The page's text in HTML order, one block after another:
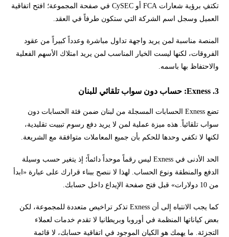
تكتفِ برؤية شعارات FCA أو CySEC في صفحة المجموعة؛ افتح اتفاقية
العميل وسجل اسم الشركة التي ستكون طرفاً في العقد.
المنصة مناسبة لمن يريد واجهة تداول مباشرة وعدداً كبيراً من عقود
الفروقات، لكنها ليست الخيار المناسب لمن يريد امتلاك الأسهم الفعلية
والاحتفاظ بها باسمه.
3. Exness: حساب دون سواب تلقائي للبنان
تضع Exness الحسابات المسجلة من لبنان ضمن فئة الحسابات دون
سواب تلقائياً. هذه ميزة عملية لمن لا يريد دفع رسوم تبييت تقليدية،
لكنها لا تكفي وحدها للحكم بأن جميع المعاملات متوافقة مع الشريعة.
الحد الأدنى في Exness ليس رقماً موحداً دائماً؛ إذ يتغير حسب وسيلة
الدفع والمنطقة ونوع الحساب. لهذا لا ننصح ببناء قرارك على عبارة «ابدأ
من 10 دولارات» قبل فتح صفحة الإيداع داخل حسابك.
كما يجب الانتباه إلى أن Exness تذكر تراخيص متعددة للمجموعة، لكن
بعض كياناتها المنظمة في أوروبا وبريطانيا لا تقدم خدمات لعملاء
التجزئة. ما يهمك هو الكيان الموجود في اتفاقية حسابك، لا قائمة